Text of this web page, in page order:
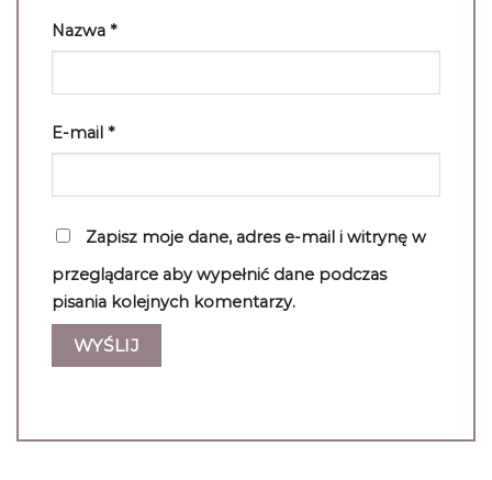
Nazwa *
E-mail *
Zapisz moje dane, adres e-mail i witrynę w
przeglądarce aby wypełnić dane podczas
pisania kolejnych komentarzy.